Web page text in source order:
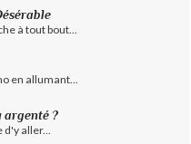
à tout bout...
en allumant...
argenté ?
aller...